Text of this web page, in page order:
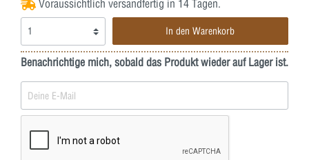
Voraussichtlich versandfertig in 14 Tagen.
In den Warenkorb
Benachrichtige mich, sobald das Produkt wieder auf Lager ist.